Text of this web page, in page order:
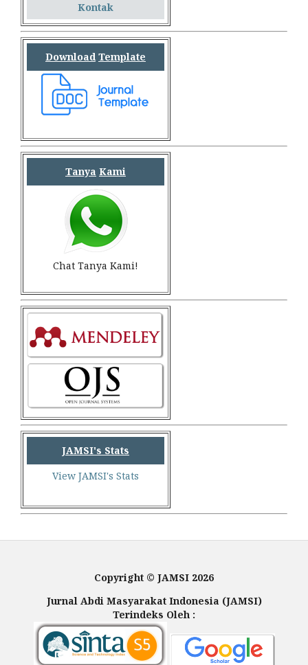
Kontak
Download Template
Tanya Kami
Chat Tanya Kami!
JAMSI's Stats
View JAMSI's Stats
Copyright © JAMSI 2026
Jurnal Abdi Masyarakat Indonesia (JAMSI)
Terindeks Oleh :